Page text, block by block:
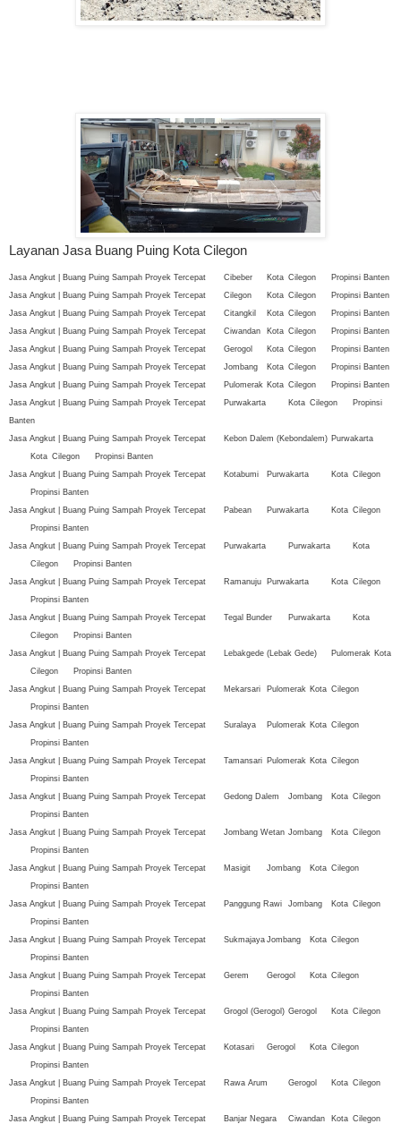
Layanan Jasa Buang Puing Kota Cilegon
Jasa Angkut | Buang Puing Sampah Proyek Tercepat Cibeber Kota Cilegon
Propinsi Banten
Jasa Angkut | Buang Puing Sampah Proyek Tercepat
Cilegon Kota Cilegon
Propinsi Banten
Jasa Angkut | Buang Puing Sampah Proyek Tercepat
Citangkil Kota Cilegon
Propinsi Banten
Jasa Angkut | Buang Puing Sampah Proyek Tercepat
Ciwandan Kota Cilegon
Propinsi Banten
Jasa Angkut | Buang Puing Sampah Proyek Tercepat
Gerogol Kota Cilegon
Propinsi Banten
Jasa Angkut | Buang Puing Sampah Proyek Tercepat
Jombang Kota Cilegon
Propinsi Banten
Jasa Angkut | Buang Puing Sampah Proyek Tercepat
Pulomerak Kota Cilegon
Propinsi Banten
Jasa Angkut | Buang Puing Sampah Proyek Tercepat
Purwakarta Kota Cilegon
Propinsi
Banten
Jasa Angkut | Buang Puing Sampah Proyek Tercepat
Kebon Dalem (Kebondalem) Purwakarta
Kota Cilegon
Propinsi Banten
Jasa Angkut | Buang Puing Sampah Proyek Tercepat
Kotabumi Purwakarta Kota Cilegon
Propinsi Banten
Jasa Angkut | Buang Puing Sampah Proyek Tercepat
Pabean Purwakarta Kota Cilegon
Propinsi Banten
Jasa Angkut | Buang Puing Sampah Proyek Tercepat
Purwakarta Purwakarta
Kota
Cilegon
Propinsi Banten
Jasa Angkut | Buang Puing Sampah Proyek Tercepat
Ramanuju Purwakarta Kota Cilegon
Propinsi Banten
Jasa Angkut | Buang Puing Sampah Proyek Tercepat
Tegal Bunder Purwakarta
Kota
Cilegon
Propinsi Banten
Jasa Angkut | Buang Puing Sampah Proyek Tercepat
Lebakgede (Lebak Gede) Pulomerak Kota
Cilegon
Propinsi Banten
Jasa Angkut | Buang Puing Sampah Proyek Tercepat
Mekarsari Pulomerak Kota Cilegon
Propinsi Banten
Jasa Angkut | Buang Puing Sampah Proyek Tercepat
Suralaya Pulomerak Kota Cilegon
Propinsi Banten
Jasa Angkut | Buang Puing Sampah Proyek Tercepat
Tamansari Pulomerak Kota Cilegon
Propinsi Banten
Jasa Angkut | Buang Puing Sampah Proyek Tercepat
Gedong Dalem Jombang Kota Cilegon
Propinsi Banten
Jasa Angkut | Buang Puing Sampah Proyek Tercepat
Jombang Wetan Jombang Kota Cilegon
Propinsi Banten
Jasa Angkut | Buang Puing Sampah Proyek Tercepat
Masigit Jombang Kota Cilegon
Propinsi Banten
Jasa Angkut | Buang Puing Sampah Proyek Tercepat
Panggung Rawi Jombang Kota Cilegon
Propinsi Banten
Jasa Angkut | Buang Puing Sampah Proyek Tercepat
Sukmajaya Jombang Kota Cilegon
Propinsi Banten
Jasa Angkut | Buang Puing Sampah Proyek Tercepat
Gerem Gerogol Kota Cilegon
Propinsi Banten
Jasa Angkut | Buang Puing Sampah Proyek Tercepat
Grogol (Gerogol) Gerogol Kota Cilegon
Propinsi Banten
Jasa Angkut | Buang Puing Sampah Proyek Tercepat
Kotasari Gerogol Kota Cilegon
Propinsi Banten
Jasa Angkut | Buang Puing Sampah Proyek Tercepat
Rawa Arum Gerogol Kota Cilegon
Propinsi Banten
Jasa Angkut | Buang Puing Sampah Proyek Tercepat
Banjar Negara Ciwandan Kota Cilegon